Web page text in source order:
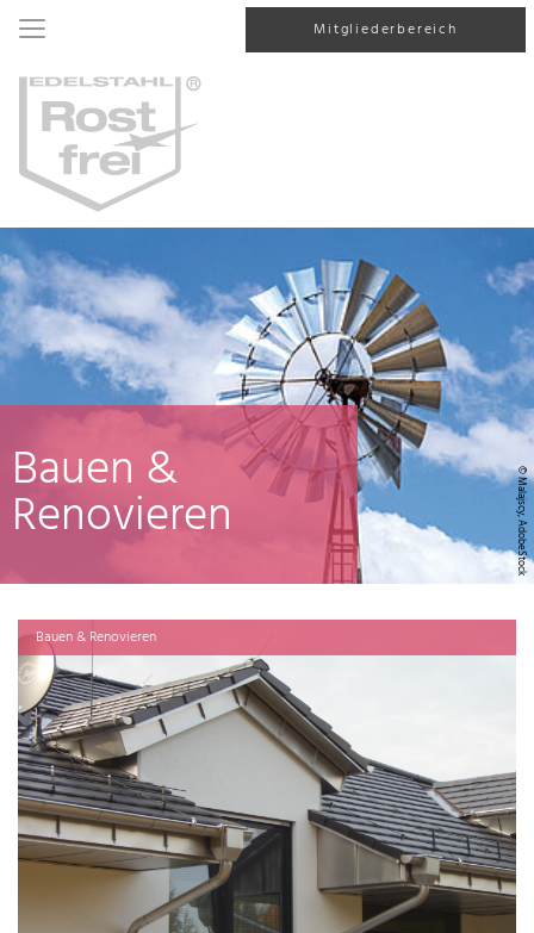
Mitgliederbereich
© Malajscy, AdobeStock
Bauen &
Renovieren
Bauen & Renovieren